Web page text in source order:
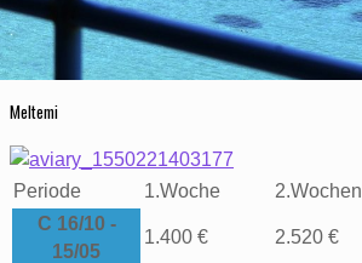
Meltemi
Periode 1.Woche 2.Wochen
C 16/10 -
15/05
1.400 € 2.520 €